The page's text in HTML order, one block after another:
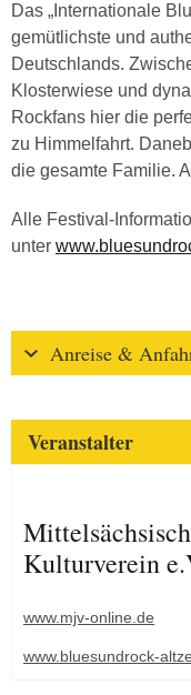
Das „Internationale
gemütlichste und
Deutschlands.
Klosterwiese und
Rockfans hier die
zu Himmelfahrt.
die gesamte Familie.
Alle Festival-
unter
Anreise &
Veranstalter
Kulturverein
www.mjv-online.de
www.bluesundrock-